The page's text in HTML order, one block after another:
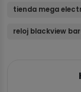
tienda mega
reloj blackview